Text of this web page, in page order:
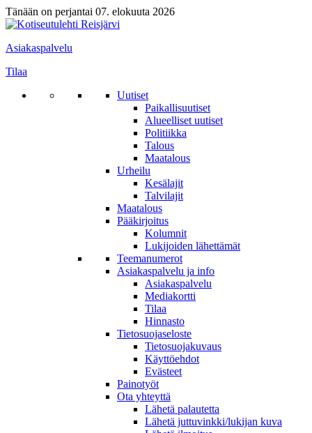
Tänään on perjantai 07. elokuuta 2026
Asiakaspalvelu
Tilaa
Uutiset
Paikallisuutiset
Alueelliset uutiset
Politiikka
Talous
Maatalous
Urheilu
Kesälajit
Talvilajit
Maatalous
Pääkirjoitus
Kolumnit
Lukijoiden lähettämät
Teemanumerot
Asiakaspalvelu ja info
Asiakaspalvelu
Mediakortti
Tilaa
Hinnasto
Tietosuojaseloste
Tietosuojakuvaus
Käyttöehdot
Evästeet
Painotyöt
Ota yhteyttä
Lähetä palautetta
Lähetä juttuvinkki/lukijan kuva